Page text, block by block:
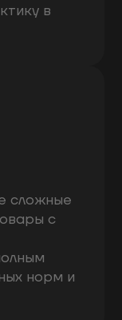
в
сложные
с
норм и